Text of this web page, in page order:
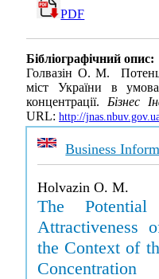
PDF
Бібліографічний опис:
Голвазін О. М.
міст України в
концентрації.Бізнес
URL: http://
Business Inform
Holvazin O. M.
The
Attractiveness
the Context of
Concentration